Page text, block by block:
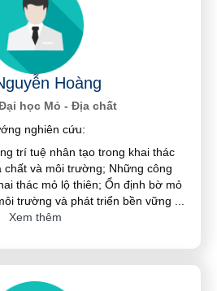
Hoàng
học Mỏ - Địa chất
nghiên cứu:
trí tuệ nhân tạo trong khai thác
chất và môi trường; Những công
thác mỏ lộ thiên; Ổn định bờ mỏ
trường và phát triển bền vững
Xem thêm